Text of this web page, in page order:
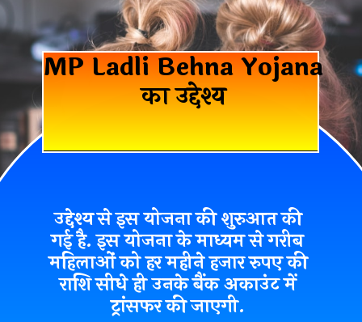
MP Ladli Behna Yojana
का उद्देश्य
उद्देश्य से इस योजना की शुरुआत की
गई है. इस योजना के माध्यम से गरीब
महिलाओं को हर महीने हजार रुपए की
राशि सीधे ही उनके बैंक अकाउंट में
ट्रांसफर की जाएगी.